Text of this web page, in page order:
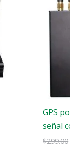
GPS
señal
$299.00